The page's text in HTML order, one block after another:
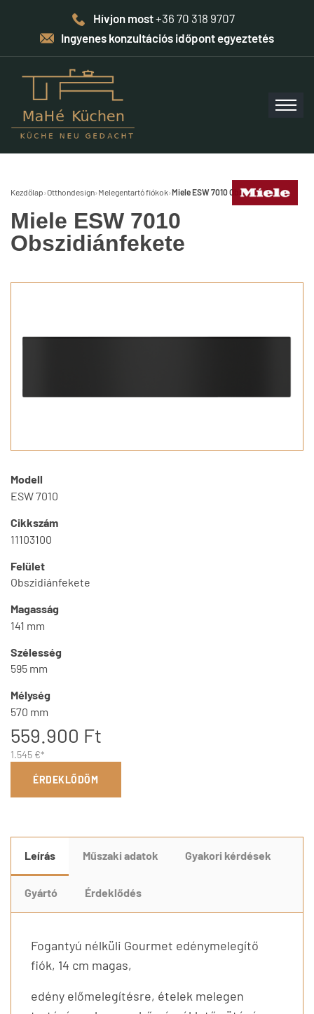
Hívjon most+36 70 318 9707
Ingyenes konzultációs időpont egyeztetés
Kezdőlap›Otthondesign› Melegentartó fiókok›Miele ESW 7010 Obszidiánfekete
Miele ESW 7010
Obszidiánfekete
Modell
ESW 7010
Cikkszám
11103100
Felület
Obszidiánfekete
Magasság
141 mm
Szélesség
595 mm
Mélység
570 mm
559.900 Ft
1.545 €*
ÉRDEKLŐDÖM
Leírás Műszaki adatok Gyakori kérdések
Gyártó Érdeklődés
Fogantyú nélküli Gourmet edénymelegítő
fiók, 14 cm magas,
edény előmelegítésre, ételek melegen